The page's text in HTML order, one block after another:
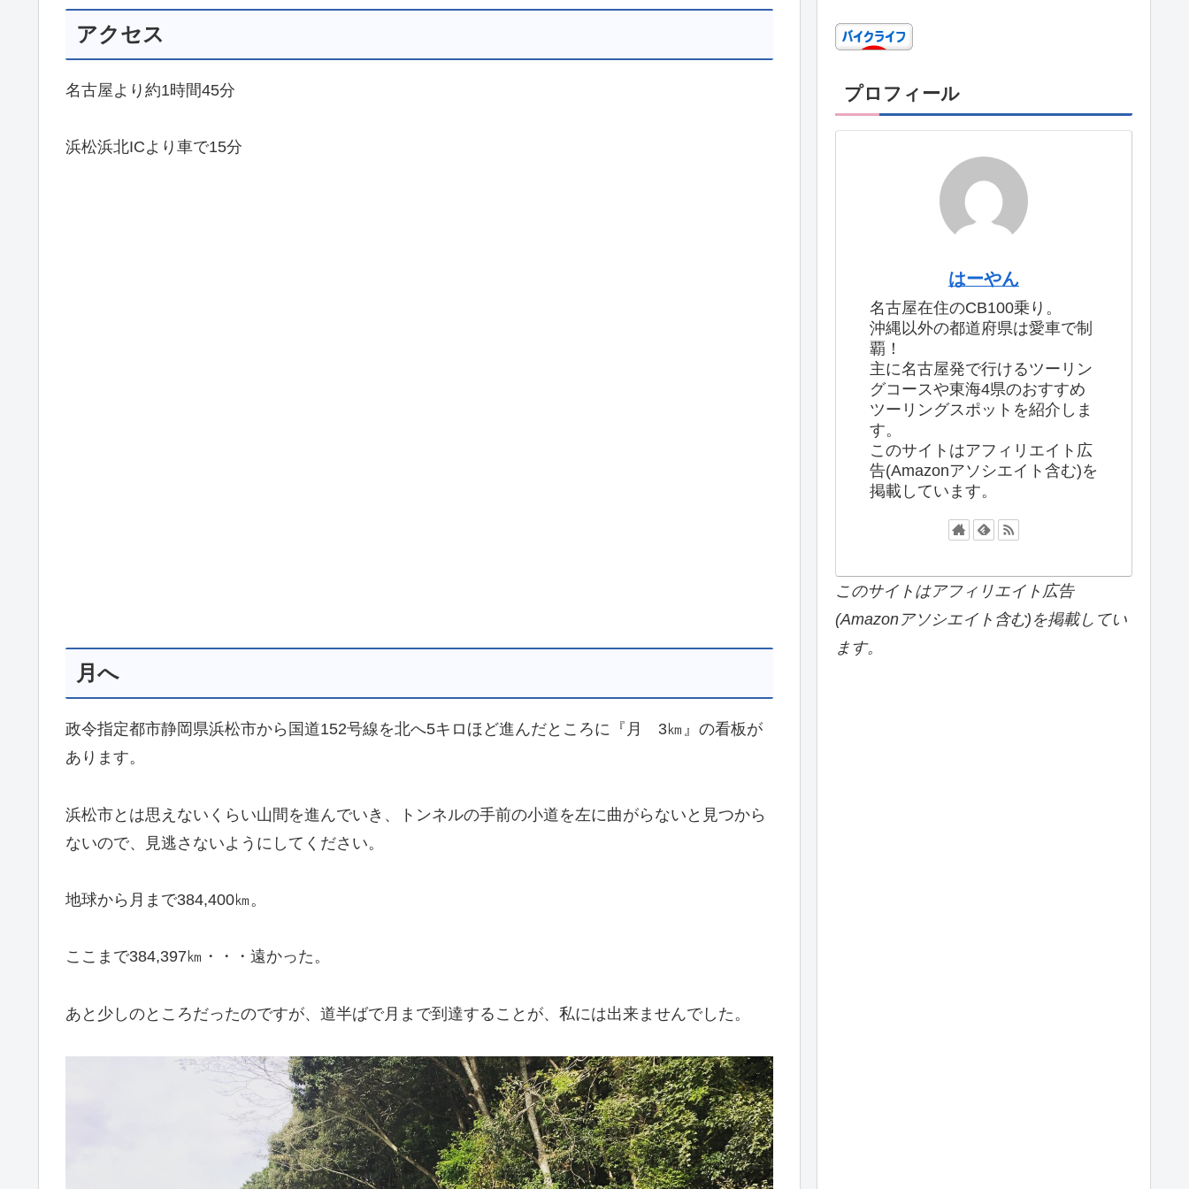
アクセス
名古屋より約1時間45分
浜松浜北ICより車で15分
月へ
政令指定都市静岡県浜松市から国道152号線を北へ5キロほど進んだところに『月 3㎞』の看板が
あります。
浜松市とは思えないくらい山間を進んでいき、トンネルの手前の小道を左に曲がらないと見つから
ないので、見逃さないようにしてください。
地球から月まで384,400㎞。
ここまで384,397㎞・・・遠かった。
あと少しのところだったのですが、道半ばで月まで到達することが、私には出来ませんでした。
プロフィール
はーやん
名古屋在住のCB100乗り。
沖縄以外の都道府県は愛車で制
覇！
主に名古屋発で行けるツーリン
グコースや東海4県のおすすめ
ツーリングスポットを紹介しま
す。
このサイトはアフィリエイト広
告(Amazonアソシエイト含む)を
掲載しています。
このサイトはアフィリエイト広告
(Amazonアソシエイト含む)を掲載してい
ます。